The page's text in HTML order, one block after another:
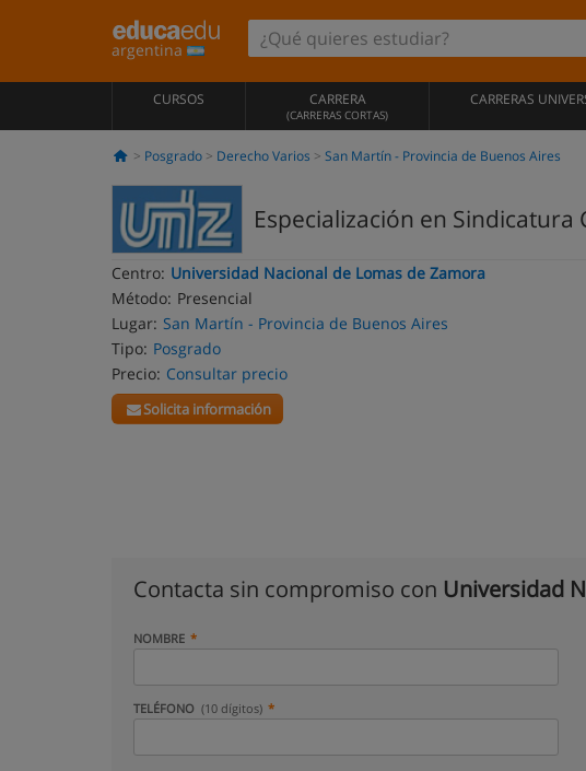
argentina
CURSOS CARRERA
(CARRERAS CORTAS)
CARRERAS
Posgrado Derecho Varios San Martín - Provincia de Buenos Aires
Especialización en
Centro: Universidad Nacional de Lomas de Zamora
Método: Presencial
Lugar: San Martín - Provincia de Buenos Aires
Tipo: Posgrado
Precio: Consultar precio
Solicita información
Contacta sin compromiso con Universidad
NOMBRE
TELÉFONO (10 dígitos)